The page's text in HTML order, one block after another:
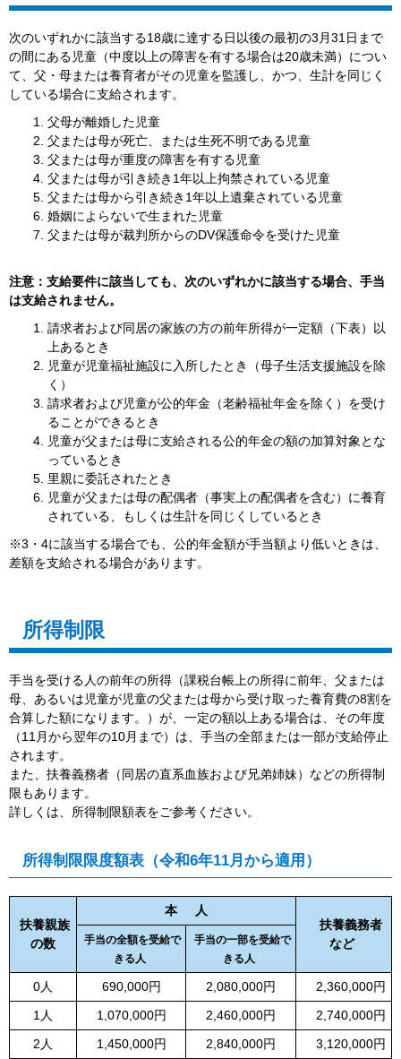
次のいずれかに該当する18歳に達する日以後の最初の3月31日まで
の間にある児童（中度以上の障害を有する場合は20歳未満）につい
て、父・母または養育者がその児童を監護し、かつ、生計を同じく
している場合に支給されます。
父母が離婚した児童
父または母が死亡、または生死不明である児童
父または母が重度の障害を有する児童
父または母が引き続き1年以上拘禁されている児童
父または母から引き続き1年以上遺棄されている児童
婚姻によらないで生まれた児童
父または母が裁判所からのDV保護命令を受けた児童
注意：支給要件に該当しても、次のいずれかに該当する場合、手当
は支給されません。
請求者および同居の家族の方の前年所得が一定額（下表）以
上あるとき
児童が児童福祉施設に入所したとき（母子生活支援施設を除
く）
請求者および児童が公的年金（老齢福祉年金を除く）を受け
ることができるとき
児童が父または母に支給される公的年金の額の加算対象とな
っているとき
里親に委託されたとき
児童が父または母の配偶者（事実上の配偶者を含む）に養育
されている、もしくは生計を同じくしているとき
※3・4に該当する場合でも、公的年金額が手当額より低いときは、
差額を支給される場合があります。
所得制限
手当を受ける人の前年の所得（課税台帳上の所得に前年、父または
母、あるいは児童が児童の父または母から受け取った養育費の8割を
合算した額になります。）が、一定の額以上ある場合は、その年度
（11月から翌年の10月まで）は、手当の全部または一部が支給停止
されます。
また、扶養義務者（同居の直系血族および兄弟姉妹）などの所得制
限もあります。
詳しくは、所得制限額表をご参考ください。
所得制限限度額表（令和6年11月から適用）
扶養親族
の数
本 人
扶養義務者
など
手当の全額を受給で
きる人
手当の一部を受給で
きる人
0人 690,000円 2,080,000円
2,360,000円
1人
1,070,000円 2,460,000円
2,740,000円
2人
1,450,000円 2,840,000円 3,120,000円